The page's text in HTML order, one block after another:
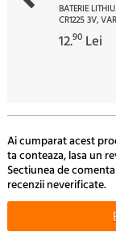
BATERIE
CR1225 3V,
12.90 Lei
Ai cumparat acest
ta conteaza, lasa un
Sectiunea de
recenzii neverificate.